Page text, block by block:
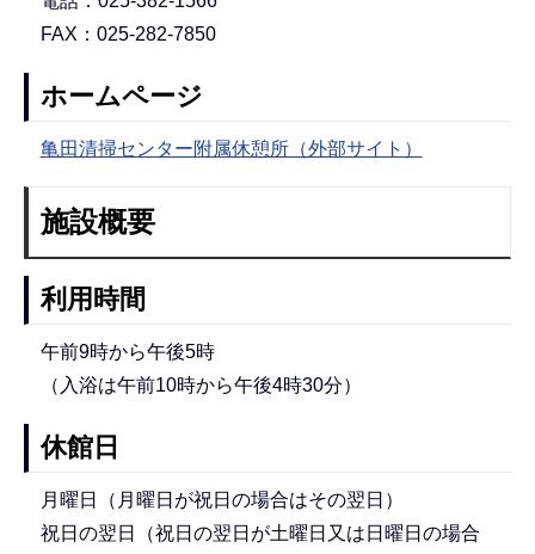
FAX：025-282-7850
ホームページ
亀田清掃センター附属休憩所（外部サイト）
施設概要
利用時間
午前9時から午後5時
（入浴は午前10時から午後4時30分）
休館日
月曜日（月曜日が祝日の場合はその翌日）
祝日の翌日（祝日の翌日が土曜日又は日曜日の場合